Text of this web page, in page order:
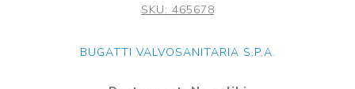
SKU: 465678
BUGATTI VALVOSANITARIA S.P.A.